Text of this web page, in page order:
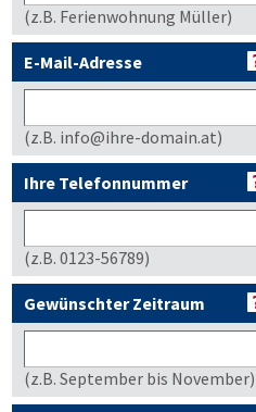
(z.B. Ferienwohnung Müller)
E-Mail-Adresse
(z.B. info@ihre-domain.at)
Ihre Telefonnummer
(z.B. 0123-56789)
Gewünschter Zeitraum
(z.B. September bis November)